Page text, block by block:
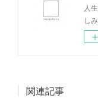
人
し
関連記事